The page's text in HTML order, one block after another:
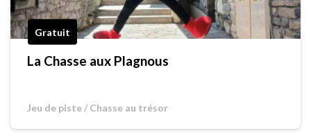
Gratuit
La Chasse aux Plagnous
Jeu de piste / Chasse au trésor